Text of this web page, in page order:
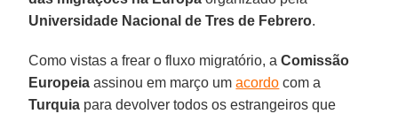
Universidade Nacional de Tres de Febrero.
Como vistas a frear o fluxo migratório, aComissão
Europeia assinou em março umacordo com a
Turquia para devolver todos os estrangeiros que